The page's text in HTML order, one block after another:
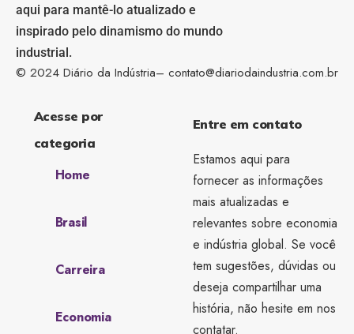
aqui para mantê-lo atualizado e
inspirado pelo dinamismo do mundo
industrial.
© 2024 Diário da Indústria– contato@diariodaindustria.com.br
Acesse por
categoria
Home
Brasil
Carreira
Economia
Entre em contato
Estamos aqui para
fornecer as informações
mais atualizadas e
relevantes sobre economia
e indústria global. Se você
tem sugestões, dúvidas ou
deseja compartilhar uma
história, não hesite em nos
contatar.